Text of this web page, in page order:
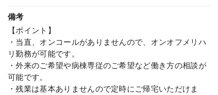
備考
【ポイント】
・当直、オンコールがありませんので、オンオフメリハ
リ勤務が可能です。
・外来のご希望や病棟専従のご希望など働き方の相談が
可能です。
・残業は基本ありませんので定時にご帰宅いただけま